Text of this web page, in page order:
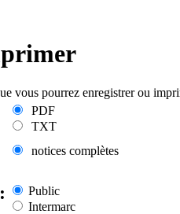
vous pourrez enregistrer ou
PDF
TXT
notices complètes
Public
Intermarc